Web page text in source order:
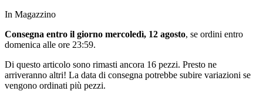
In Magazzino
Consegna entro il giorno mercoledì, 12 agosto, se ordini entro
domenica alle ore 23:59.
Di questo articolo sono rimasti ancora 16 pezzi. Presto ne
arriveranno altri! La data di consegna potrebbe subire variazioni se
vengono ordinati più pezzi.